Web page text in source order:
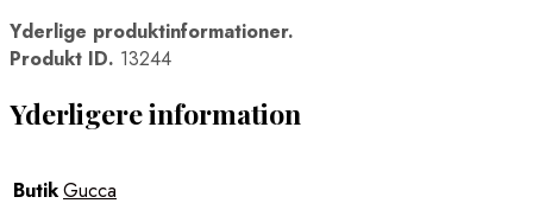
Yderlige produktinformationer.
Produkt ID. 13244
Yderligere information
ButikGucca